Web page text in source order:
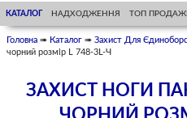
КАТАЛОГ НАДХОДЖЕННЯ ТОП
Головна ➠ Каталог ➠ Захист Для
чорний розмір L 748-3L-Ч
ЗАХИСТ НОГИ